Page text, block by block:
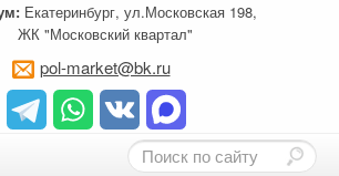
Екатеринбург, ул.Московская 198,
ЖК "Московский квартал"
pol-market@bk.ru